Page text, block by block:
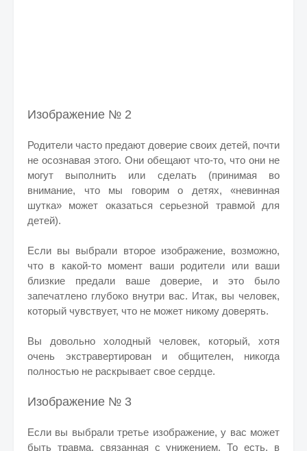
Изображение № 2
Родители часто предают доверие своих детей, почти
не осознавая этого. Они обещают что-то, что они не
могут выполнить или сделать (принимая во
внимание, что мы говорим о детях, «невинная
шутка» может оказаться серьезной травмой для
детей).
Если вы выбрали второе изображение, возможно,
что в какой-то момент ваши родители или ваши
близкие предали ваше доверие, и это было
запечатлено глубоко внутри вас. Итак, вы человек,
который чувствует, что не может никому доверять.
Вы довольно холодный человек, который, хотя
очень экстравертирован и общителен, никогда
полностью не раскрывает свое сердце.
Изображение № 3
Если вы выбрали третье изображение, у вас может
быть травма, связанная с унижением. То есть, в